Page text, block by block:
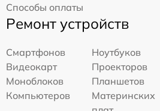
Способы оплаты
Ремонт устройств
Смартфонов
Ноутбуков
Видеокарт
Проекторов
Моноблоков
Планшетов
Компьютеров
Материнских